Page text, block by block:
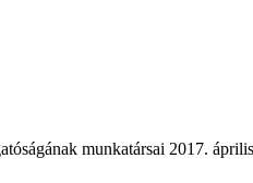
munkatársai 2017.